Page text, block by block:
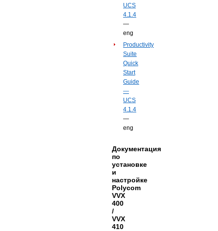
UCS
4.1.4
—
eng
Productivity
Suite
Quick
Start
Guide
—
UCS
4.1.4
—
eng
Документация
по
установке
и
настройке
Polycom
VVX
400
/
VVX
410